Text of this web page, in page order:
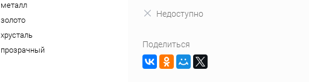
металл
золото
хрусталь
прозрачный
Недоступно
Поделиться